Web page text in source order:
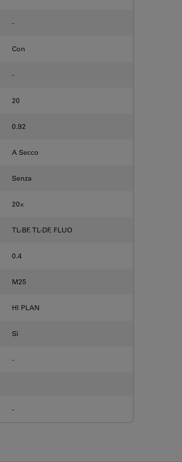
-
Con
-
20
0.92
A Secco
Senza
20⨉
TL-BF, TL-DF, FLUO
0.4
M25
HI PLAN
Sì
-
-